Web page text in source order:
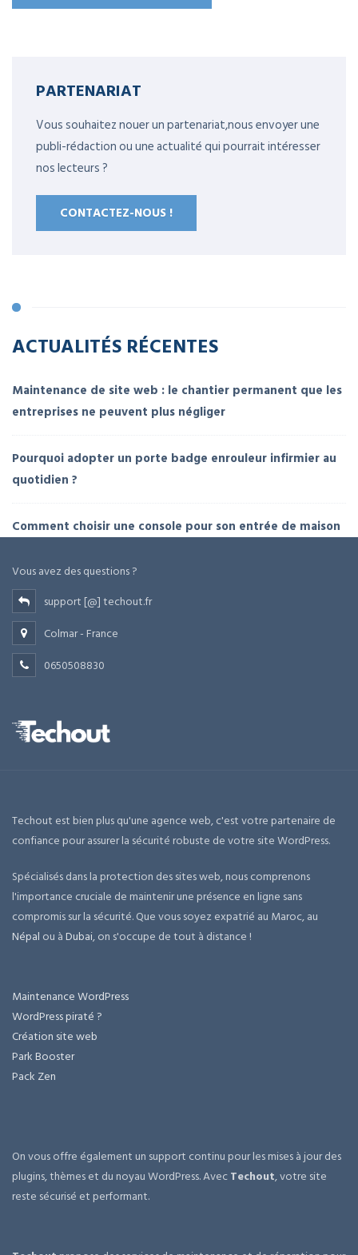
PARTENARIAT
Vous souhaitez nouer un partenariat,nous envoyer une
publi-rédaction ou une actualité qui pourrait intéresser
nos lecteurs ?
CONTACTEZ-NOUS !
ACTUALITÉS RÉCENTES
Maintenance de site web : le chantier permanent que les
entreprises ne peuvent plus négliger
Pourquoi adopter un porte badge enrouleur infirmier au
quotidien ?
Comment choisir une console pour son entrée de maison
Vous avez des questions ?
support [@] techout.fr
Colmar - France
0650508830
Techout est bien plus qu'une agence web, c'est votre partenaire de
confiance pour assurer la sécurité robuste de votre site WordPress.
Spécialisés dans la protection des sites web, nous comprenons
l'importance cruciale de maintenir une présence en ligne sans
compromis sur la sécurité. Que vous soyez expatrié au Maroc, au
Népal ou àDubai, on s'occupe de tout à distance !
Maintenance WordPress
WordPress piraté ?
Création site web
Park Booster
Pack Zen
On vous offre également un support continu pour les mises à jour des
plugins, thèmes et du noyau WordPress. AvecTechout, votre site
reste sécurisé et performant.